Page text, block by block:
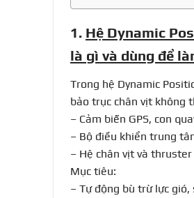
1. Hệ Dynamic
là gì và dùng để
Trong hệ Dynamic
bảo trục chân vịt không
– Cảm biến GPS, con
– Bộ điều khiển trung
– Hệ chân vịt và
Mục tiêu:
– Tự động bù trừ lực gió,